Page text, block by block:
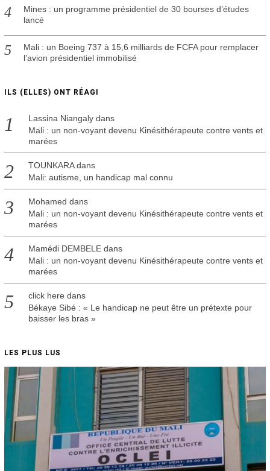
Mines : un programme présidentiel de 30 bourses d’études
lancé
Mali : un Boeing 737 à 15,6 milliards de FCFA pour remplacer
l’avion présidentiel immobilisé
ILS (ELLES) ONT RÉAGI
Lassina Niangalydans
Mali : un non-voyant devenu Kinésithérapeute contre vents et
marées
TOUNKARAdans
Mali: autisme, un handicap mal connu
Mohamed dans
Mali : un non-voyant devenu Kinésithérapeute contre vents et
marées
Mamédi DEMBELEdans
Mali : un non-voyant devenu Kinésithérapeute contre vents et
marées
click here dans
Békaye Sibé : « Le handicap ne peut être un prétexte pour
baisser les bras »
LES PLUS LUS